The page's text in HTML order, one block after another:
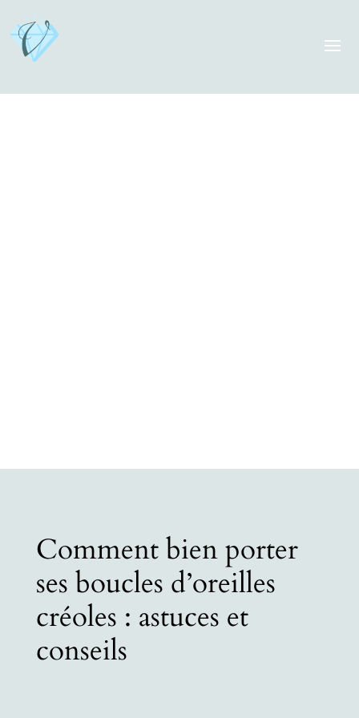
Comment bien porter
ses boucles d’oreilles
créoles : astuces et
conseils